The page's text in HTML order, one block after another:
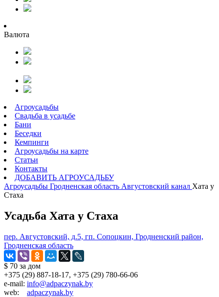
Валюта
Агроусадьбы
Свадьба в усадьбе
Бани
Беседки
Кемпинги
Агроусадьбы на карте
Статьи
Контакты
ДОБАВИТЬ АГРОУСАДЬБУ
Агроусадьбы Гродненская область Августовский канал Хата у
Стаха
Усадьба Хата у Стаха
пер. Августовский, д.5, гп. Сопоцкин, Гродненский район,
Гродненская область
$ 70 за дом
+375 (29) 887-18-17, +375 (29) 780-66-06
e-mail: info@adpaczynak.by
web: adpaczynak.by